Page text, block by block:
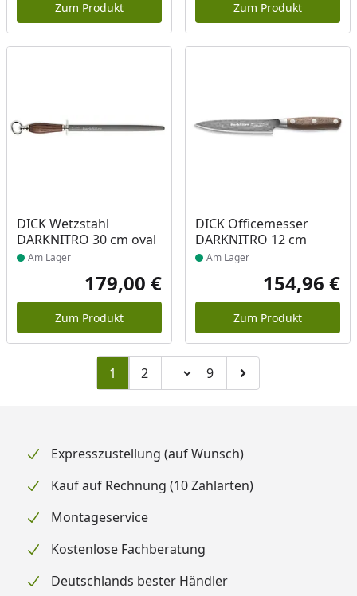
Zum Produkt Zum Produkt
DICK Wetzstahl
DARKNITRO 30 cm oval
Produkt am Lager
Am Lager
Aktueller Preis
179,00 €
Zum Produkt
DICK Officemesser
DARKNITRO 12 cm
Produkt am Lager
Am Lager
154,96 €
Zum Produkt
1 Zu Seite 2
2 Seitenzahl ändern
Zu Seite 9
9 Zur nächsten Seite
Expresszustellung (auf Wunsch)
Kauf auf Rechnung (10 Zahlarten)
Montageservice
Kostenlose Fachberatung
Deutschlands bester Händler